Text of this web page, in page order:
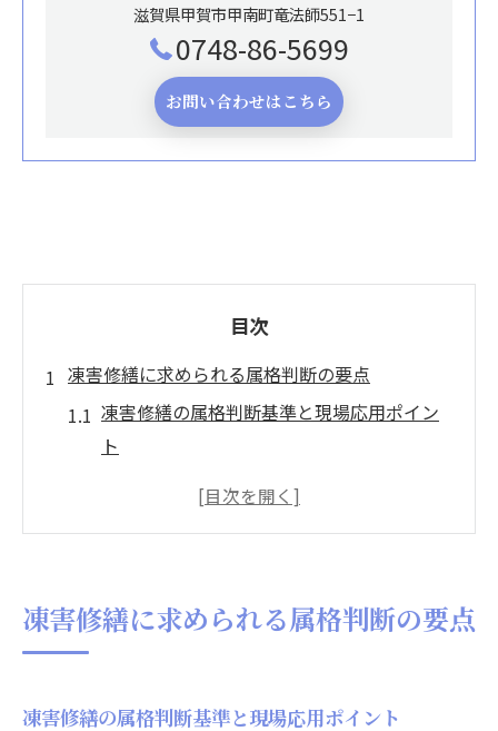
滋賀県甲賀市甲南町竜法師551−1
0748-86-5699
お問い合わせはこちら
目次
凍害修繕に求められる属格判断の要点
凍害修繕の属格判断基準と現場応用ポイン
ト
コンクリート損傷の凍害修理属格実務解説
補修の手引きで学ぶ凍害修繕属格の重要性
凍害修繕の実務手順と修理属格の選び方
凍害修繕に求められる属格判断の要点
凍害修繕の属格判断基準と現場応用ポイント